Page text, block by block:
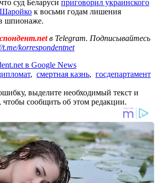
суд Беларуси приговорил украинского
к восьми годам лишения
шпионаже.
в Telegram. Подписывайтесь
t.me/korrespondentnet
в Google News
, смертная казнь, госдепартамент
выделите необходимый текст и
сообщить об этом редакции.